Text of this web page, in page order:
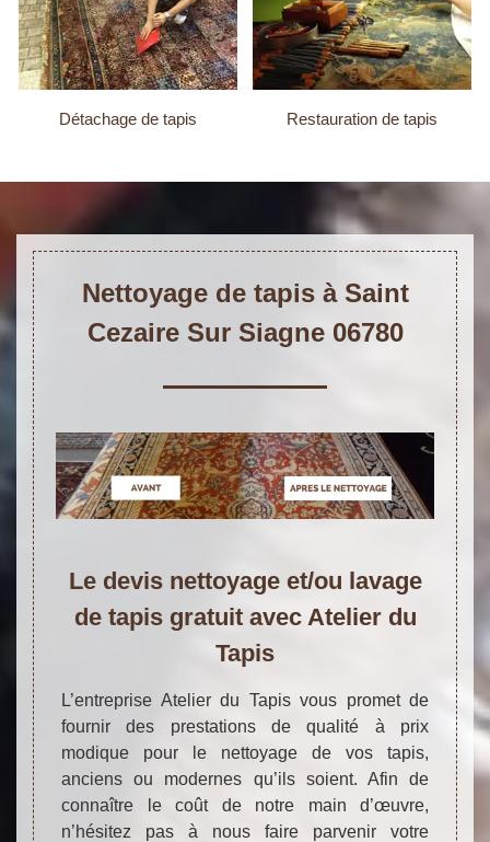
Détachage de tapis Restauration de tapis
Nettoyage de tapis à Saint
Cezaire Sur Siagne 06780
Le devis nettoyage et/ou lavage
de tapis gratuit avec Atelier du
Tapis
L’entreprise Atelier du Tapis vous promet de
fournir des prestations de qualité à prix
modique pour le nettoyage de vos tapis,
anciens ou modernes qu’ils soient. Afin de
connaître le coût de notre main d’œuvre,
n’hésitez pas à nous faire parvenir votre